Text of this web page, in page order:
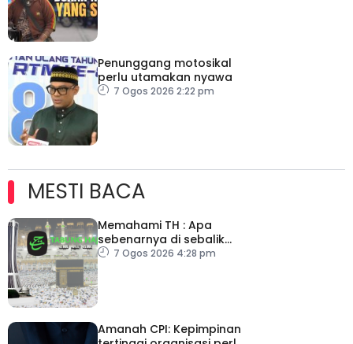
Penunggang motosikal
perlu utamakan nyawa
7 Ogos 2026 2:22 pm
MESTI BACA
Memahami TH : Apa
sebenarnya di sebalik
angka
7 Ogos 2026 4:28 pm
Amanah CPI: Kepimpinan